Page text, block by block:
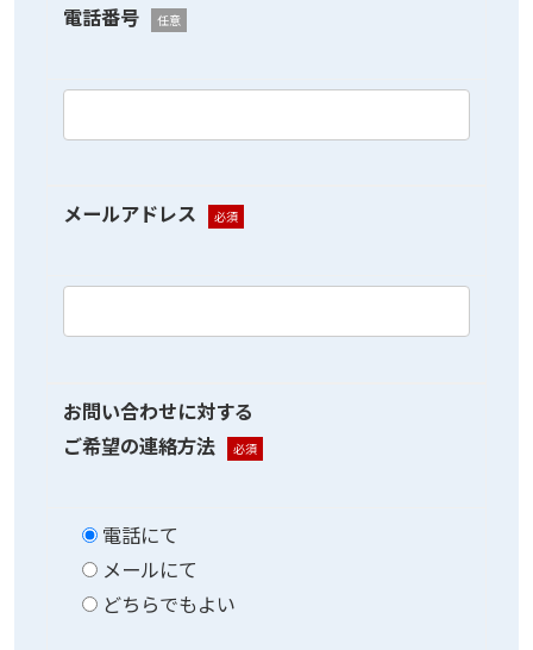
電話番号 任意
メールアドレス 必須
お問い合わせに対する
ご希望の連絡方法
必須
電話にて
メールにて
どちらでもよい